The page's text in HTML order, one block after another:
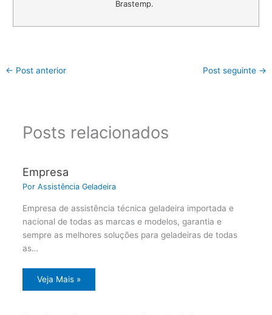
Brastemp.
← Post anterior Post seguinte →
Posts relacionados
Empresa
Por Assistência Geladeira
Empresa de assistência técnica geladeira importada e
nacional de todas as marcas e modelos, garantia e
sempre as melhores soluções para geladeiras de todas
as…
Veja Mais »